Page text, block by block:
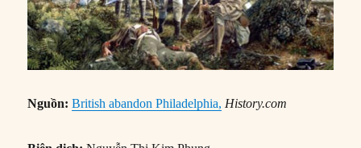
Nguồn:British abandon Philadelphia, History.com